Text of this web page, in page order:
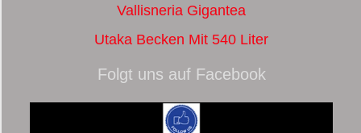
Vallisneria Gigantea
Utaka Becken Mit 540 Liter
Folgt uns auf Facebook